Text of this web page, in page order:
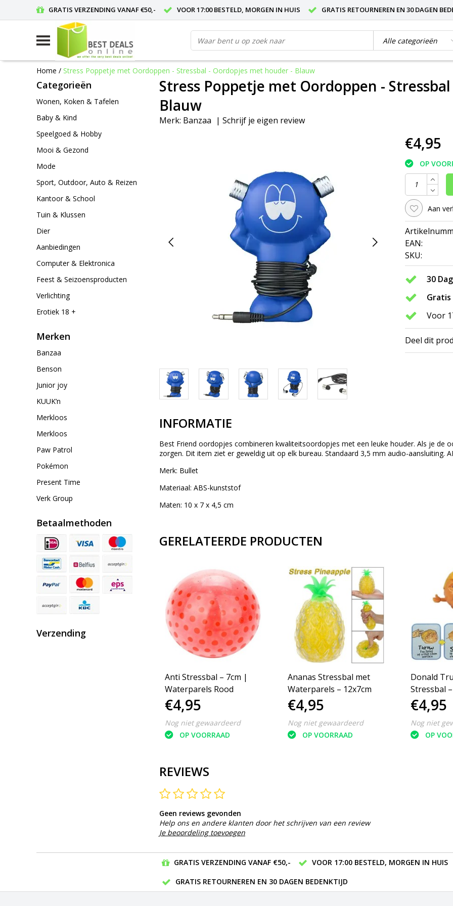
GRATIS VERZENDING VANAF €50,- VOOR 17:00 BESTELD, MORGEN IN HUIS GRATIS RETOURNEREN EN 30 DAGEN
Home / Stress Poppetje met Oordoppen - Stressbal - Oordopjes met houder - Blauw
Categorieën
Wonen, Koken & Tafelen
Baby & Kind
Speelgoed & Hobby
Mooi & Gezond
Mode
Sport, Outdoor, Auto & Reizen
Kantoor & School
Tuin & Klussen
Dier
Aanbiedingen
Computer & Elektronica
Feest & Seizoensproducten
Verlichting
Erotiek 18 +
Merken
Banzaa
Benson
Junior joy
KUUK’n
Merkloos
Merkloos
Paw Patrol
Pokémon
Present Time
Verk Group
Betaalmethoden
Verzending
Stress Poppetje met Oordoppen -
Blauw
Merk: Banzaa | Schrijf je eigen review
€4,95
OP
Aan
EAN:
SKU:
30
Gratis
Voor
Deel dit
INFORMATIE
Best Friend oordopjes combineren kwaliteitsoordopjes met een leuke houder. Als je de
zorgen. Dit item ziet er geweldig uit op elk bureau. Standaard 3,5 mm audio-aansluiting.
Merk: Bullet
Materiaal: ABS-kunststof
Maten: 10 x 7 x 4,5 cm
GERELATEERDE PRODUCTEN
Anti Stressbal – 7cm |
Waterparels Rood
€4,95
Nog niet gewaardeerd
OP VOORRAAD
Ananas Stressbal met
Waterparels – 12x7cm
€4,95
Nog niet gewaardeerd
OP VOORRAAD
Donald
Stressbal
€4,95
Nog niet
OP
REVIEWS
Geen reviews gevonden
Help ons en andere klanten door het schrijven van een review
Je beoordeling toevoegen
GRATIS VERZENDING VANAF €50,-
VOOR 17:00 BESTELD, MORGEN IN HUIS
GRATIS RETOURNEREN EN 30 DAGEN BEDENKTIJD